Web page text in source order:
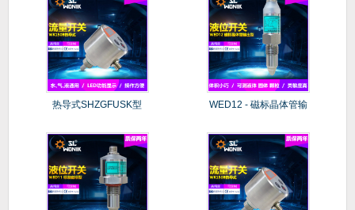
热导式SHZGFUSK型 WED12 - 磁标晶体管输